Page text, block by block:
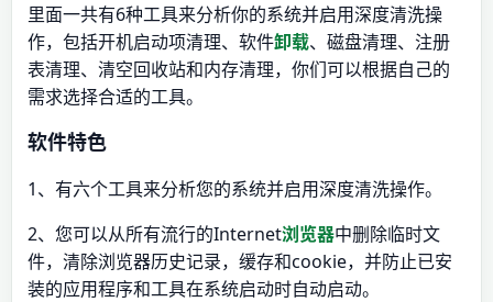
里面一共有6种工具来分析你的系统并启用深度清洗操
作，包括开机启动项清理、软件卸载、磁盘清理、注册
表清理、清空回收站和内存清理，你们可以根据自己的
需求选择合适的工具。
软件特色
1、有六个工具来分析您的系统并启用深度清洗操作。
2、您可以从所有流行的Internet浏览器中删除临时文
件，清除浏览器历史记录，缓存和cookie，并防止已安
装的应用程序和工具在系统启动时自动启动。